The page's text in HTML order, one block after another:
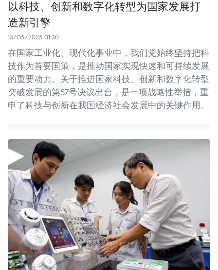
以科技、创新和数字化转型为国家发展打
造新引擎
13/05/2025 01:30
在国家工业化、现代化事业中，我们党始终坚持把科
技作为首要国策，是推动国家实现快速和可持续发展
的重要动力。关于推进国家科技、创新和数字化转型
突破发展的第57号决议出台，是一项战略性举措，重
申了科技与创新在我国经济社会发展中的关键作用。